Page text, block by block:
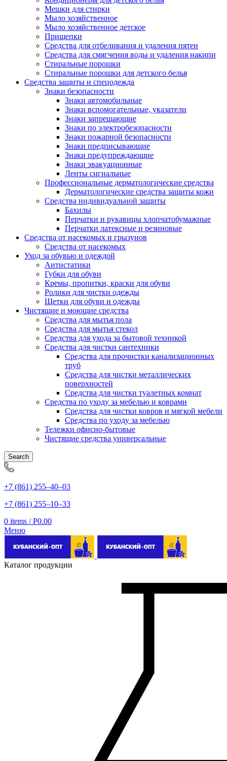
Мешки для стирки
Мыло хозяйственное
Мыло хозяйственное детское
Прищепки
Средства для отбеливания и удаления пятен
Средства для смягчения воды и удаления накипи
Стиральные порошки
Стиральные порошки для детского белья
Средства защиты и спецодежда
Знаки безопасности
Знаки автомобильные
Знаки вспомогательные, указатели
Знаки запрещающие
Знаки по электробезопасности
Знаки пожарной безопасности
Знаки предписывающие
Знаки предупреждающие
Знаки эвакуационные
Ленты сигнальные
Профессиональные дерматологические средства
Дерматологические средства защиты кожи
Средства индивидуальной защиты
Бахилы
Перчатки и рукавицы хлопчатобумажные
Перчатки латексные и резиновые
Средства от насекомых и грызунов
Средства от насекомых
Уход за обувью и одеждой
Антистатики
Губки для обуви
Кремы, пропитки, краски для обуви
Ролики для чистки одежды
Щетки для обуви и одежды
Чистящие и моющие средства
Средства для мытья пола
Средства для мытья стекол
Средства для ухода за бытовой техникой
Средства для чистки сантехники
Средства для прочистки канализационных
труб
Средства для чистки металлических
поверхностей
Средства для чистки туалетных комнат
Средства по уходу за мебелью и коврами
Средства для чистки ковров и мягкой мебели
Средства по уходу за мебелью
Тележки офисно-бытовые
Чистящие средства универсальные
Search
+7 (861) 255‒40‒03
+7 (861) 255‒10‒33
0 items / Р0.00
Меню
Каталог продукции